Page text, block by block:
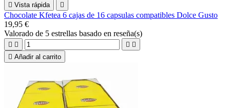
 Vista rápida 
Chocolate Kfetea 6 cajas de 16 capsulas compatibles Dolce Gusto
19,95 €
Valorado de 5 estrellas basado en reseña(s)
   
 Añadir al carrito